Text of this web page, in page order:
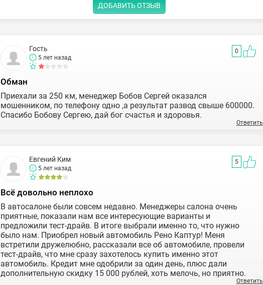
ДОБАВИТЬ ОТЗЫВ
Гость
5 лет назад
0
Обман
Приехали за 250 км, менеджер Бобов Сергей оказался
мошенником, по телефону одно ,а результат развод свыше 600000.
Спасибо Бобову Сергею, дай бог счастья и здоровья.
Ответить
Евгений Ким
5 лет назад
5
Всё довольно неплохо
В автосалоне были совсем недавно. Менеджеры салона очень
приятные, показали нам все интересующие варианты и
предложили тест-драйв. В итоге выбрали именно то, что нужно
было нам. Приобрел новый автомобиль Рено Каптур! Меня
встретили дружелюбно, рассказали все об автомобиле, провели
тест-драйв, что мне сразу захотелось купить именно этот
автомобиль. Кредит мне одобрили за один день, плюс дали
дополнительную скидку 15 000 рублей, хоть мелочь, но приятно.
Ответить